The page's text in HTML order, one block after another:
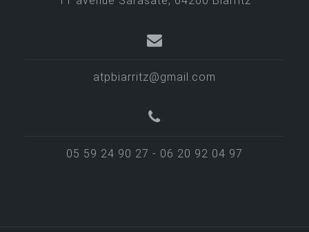
atpbiarritz@gmail.com
05 59 24 90 27 - 06 20 92 04 97